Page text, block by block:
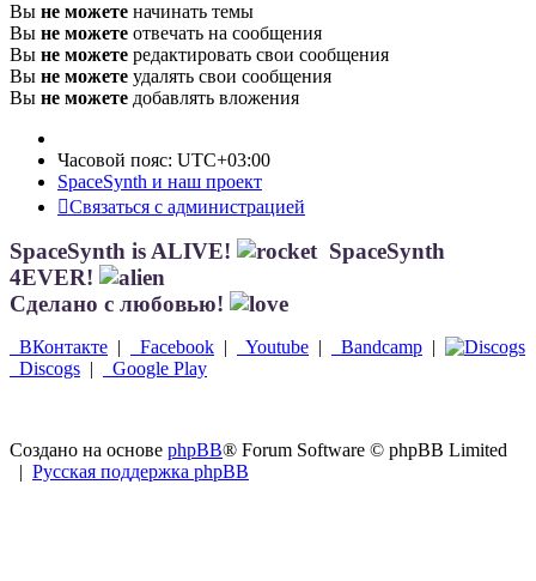
Вы не можете начинать темы
Вы не можете отвечать на сообщения
Вы не можете редактировать свои сообщения
Вы не можете удалять свои сообщения
Вы не можете добавлять вложения
Часовой пояс: UTC+03:00
SpaceSynth и наш проект
Связаться с администрацией
SpaceSynth is ALIVE!
SpaceSynth
4EVER!
Сделано с любовью!
ВКонтакте | Facebook | Youtube | Bandcamp |
Discogs | Google Play
Создано на основе phpBB® Forum Software © phpBB Limited
| Русская поддержка phpBB